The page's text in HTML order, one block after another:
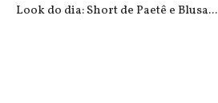
Look do dia: Short de Paetê e Blusa...